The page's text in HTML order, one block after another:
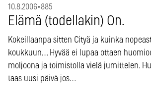
10.8.2006•885
Elämä (todellakin) On.
Kokeillaanpa sitten Cityä ja kuinka
koukkuun… Hyvää ei lupaa ottaen
moljoona ja toimistolla vielä jumittelen.
taas uusi päivä jos…